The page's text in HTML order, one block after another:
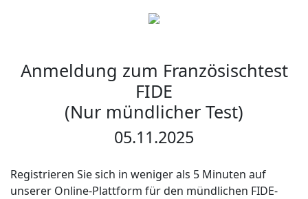
Anmeldung zum Französischtest
FIDE
(Nur mündlicher Test)
05.11.2025
Registrieren Sie sich in weniger als 5 Minuten auf
unserer Online-Plattform für den mündlichen FIDE-